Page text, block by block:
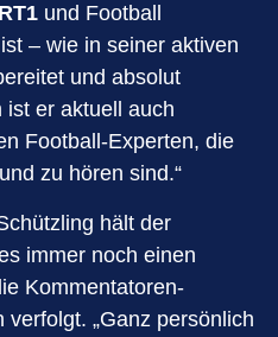
und Football
– wie in seiner aktiven
und absolut
ist er aktuell auch
Football-Experten, die
zu hören sind.“
hält der
immer noch einen
Kommentatoren-
„Ganz persönlich